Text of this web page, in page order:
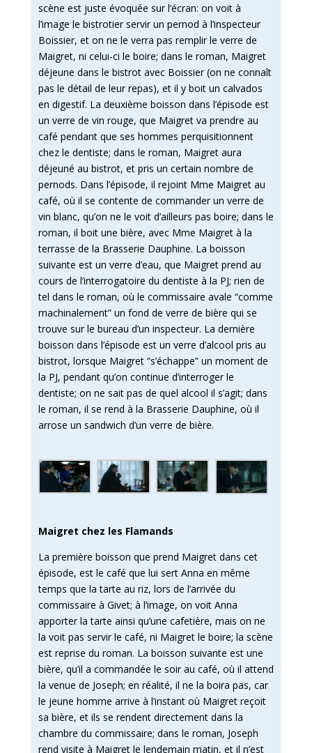
scène est juste évoquée sur l’écran: on voit à
l’image le bistrotier servir un pernod à l’inspecteur
Boissier, et on ne le verra pas remplir le verre de
Maigret, ni celui-ci le boire; dans le roman, Maigret
déjeune dans le bistrot avec Boissier (on ne connaît
pas le détail de leur repas), et il y boit un calvados
en digestif. La deuxième boisson dans l’épisode est
un verre de vin rouge, que Maigret va prendre au
café pendant que ses hommes perquisitionnent
chez le dentiste; dans le roman, Maigret aura
déjeuné au bistrot, et pris un certain nombre de
pernods. Dans l’épisode, il rejoint Mme Maigret au
café, où il se contente de commander un verre de
vin blanc, qu’on ne le voit d’ailleurs pas boire; dans le
roman, il boit une bière, avec Mme Maigret à la
terrasse de la Brasserie Dauphine. La boisson
suivante est un verre d’eau, que Maigret prend au
cours de l’interrogatoire du dentiste à la PJ; rien de
tel dans le roman, où le commissaire avale “comme
machinalement” un fond de verre de bière qui se
trouve sur le bureau d’un inspecteur. La dernière
boisson dans l’épisode est un verre d’alcool pris au
bistrot, lorsque Maigret “s’échappe” un moment de
la PJ, pendant qu’on continue d’interroger le
dentiste; on ne sait pas de quel alcool il s’agit; dans
le roman, il se rend à la Brasserie Dauphine, où il
arrose un sandwich d’un verre de bière.
Maigret chez les Flamands
La première boisson que prend Maigret dans cet
épisode, est le café que lui sert Anna en même
temps que la tarte au riz, lors de l’arrivée du
commissaire à Givet; à l’image, on voit Anna
apporter la tarte ainsi qu’une cafetière, mais on ne
la voit pas servir le café, ni Maigret le boire; la scène
est reprise du roman. La boisson suivante est une
bière, qu’il a commandée le soir au café, où il attend
la venue de Joseph; en réalité, il ne la boira pas, car
le jeune homme arrive à l’instant où Maigret reçoit
sa bière, et ils se rendent directement dans la
chambre du commissaire; dans le roman, Joseph
rend visite à Maigret le lendemain matin, et il n’est